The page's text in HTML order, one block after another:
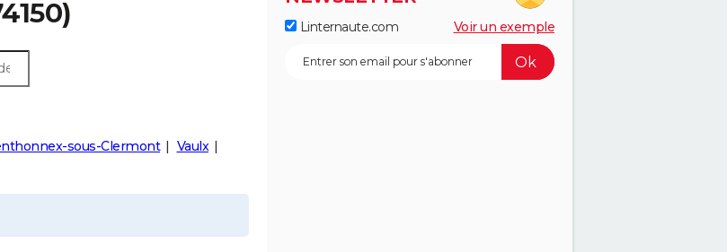
sous-Clermont
Vaulx
Linternaute.com Voir un exemple